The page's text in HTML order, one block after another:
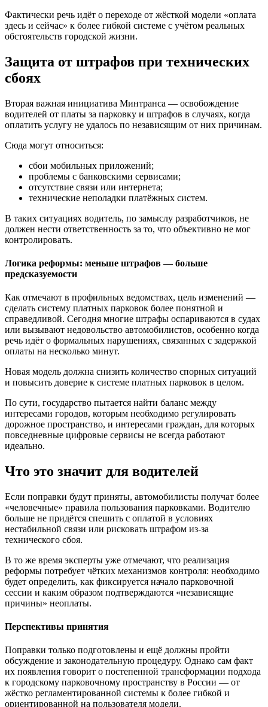
Фактически речь идёт о переходе от жёсткой модели «оплата
здесь и сейчас» к более гибкой системе с учётом реальных
обстоятельств городской жизни.
Защита от штрафов при технических
сбоях
Вторая важная инициатива Минтранса — освобождение
водителей от платы за парковку и штрафов в случаях, когда
оплатить услугу не удалось по независящим от них причинам.
Сюда могут относиться:
сбои мобильных приложений;
проблемы с банковскими сервисами;
отсутствие связи или интернета;
технические неполадки платёжных систем.
В таких ситуациях водитель, по замыслу разработчиков, не
должен нести ответственность за то, что объективно не мог
контролировать.
Логика реформы: меньше штрафов — больше
предсказуемости
Как отмечают в профильных ведомствах, цель изменений —
сделать систему платных парковок более понятной и
справедливой. Сегодня многие штрафы оспариваются в судах
или вызывают недовольство автомобилистов, особенно когда
речь идёт о формальных нарушениях, связанных с задержкой
оплаты на несколько минут.
Новая модель должна снизить количество спорных ситуаций
и повысить доверие к системе платных парковок в целом.
По сути, государство пытается найти баланс между
интересами городов, которым необходимо регулировать
дорожное пространство, и интересами граждан, для которых
повседневные цифровые сервисы не всегда работают
идеально.
Что это значит для водителей
Если поправки будут приняты, автомобилисты получат более
«человечные» правила пользования парковками. Водителю
больше не придётся спешить с оплатой в условиях
нестабильной связи или рисковать штрафом из-за
технического сбоя.
В то же время эксперты уже отмечают, что реализация
реформы потребует чётких механизмов контроля: необходимо
будет определить, как фиксируется начало парковочной
сессии и каким образом подтверждаются «независящие
причины» неоплаты.
Перспективы принятия
Поправки только подготовлены и ещё должны пройти
обсуждение и законодательную процедуру. Однако сам факт
их появления говорит о постепенной трансформации подхода
к городскому парковочному пространству в России — от
жёстко регламентированной системы к более гибкой и
ориентированной на пользователя модели.